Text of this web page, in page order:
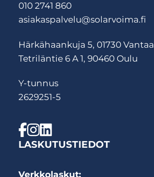
010 2741 860
asiakaspalvelu@solarvoima.fi
Härkähaankuja 5, 01730 Vantaa
Tetriläntie 6 A 1, 90460 Oulu
Y-tunnus
2629251-5
LASKUTUSTIEDOT
Verkkolaskut: